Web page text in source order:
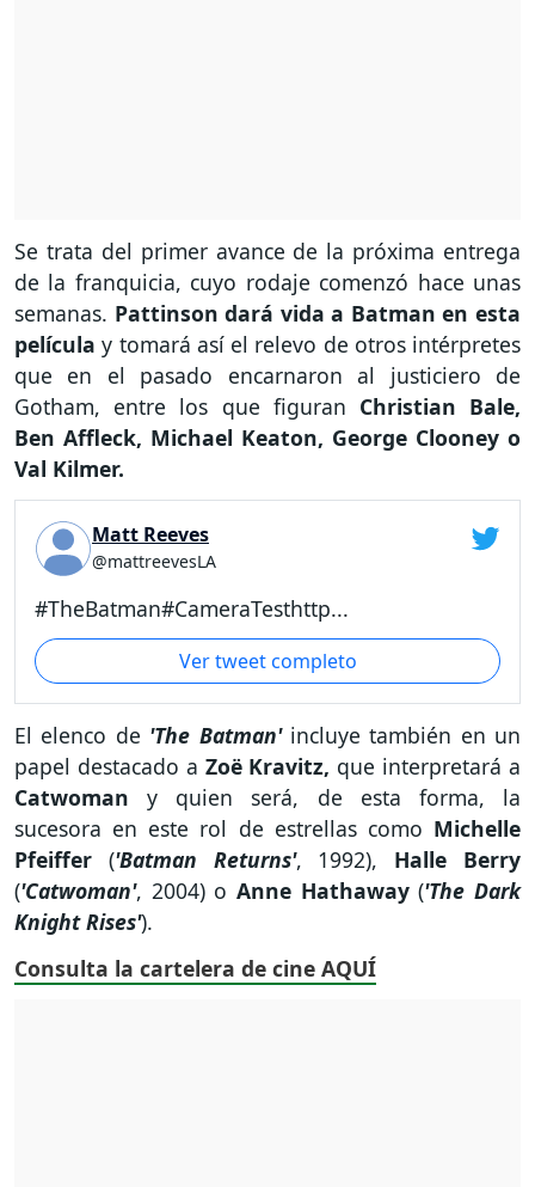
Se trata del primer avance de la próxima entrega
de la franquicia, cuyo rodaje comenzó hace unas
semanas. Pattinson dará vida a Batman en esta
película y tomará así el relevo de otros intérpretes
que en el pasado encarnaron al justiciero de
Gotham, entre los que figuran Christian Bale,
Ben Affleck, Michael Keaton, George Clooney o
Val Kilmer.
Matt Reeves
@mattreevesLA
#TheBatman#CameraTesthttp...
Ver tweet completo
El elenco de 'The Batman'incluye también en un
papel destacado a Zoë Kravitz, que interpretará a
Catwomany quien será, de esta forma, la
sucesora en este rol de estrellas como Michelle
Pfeiffer ('Batman Returns', 1992), Halle Berry
('Catwoman', 2004) o Anne Hathaway('The Dark
Knight Rises').
Consulta la cartelera de cine AQUÍ